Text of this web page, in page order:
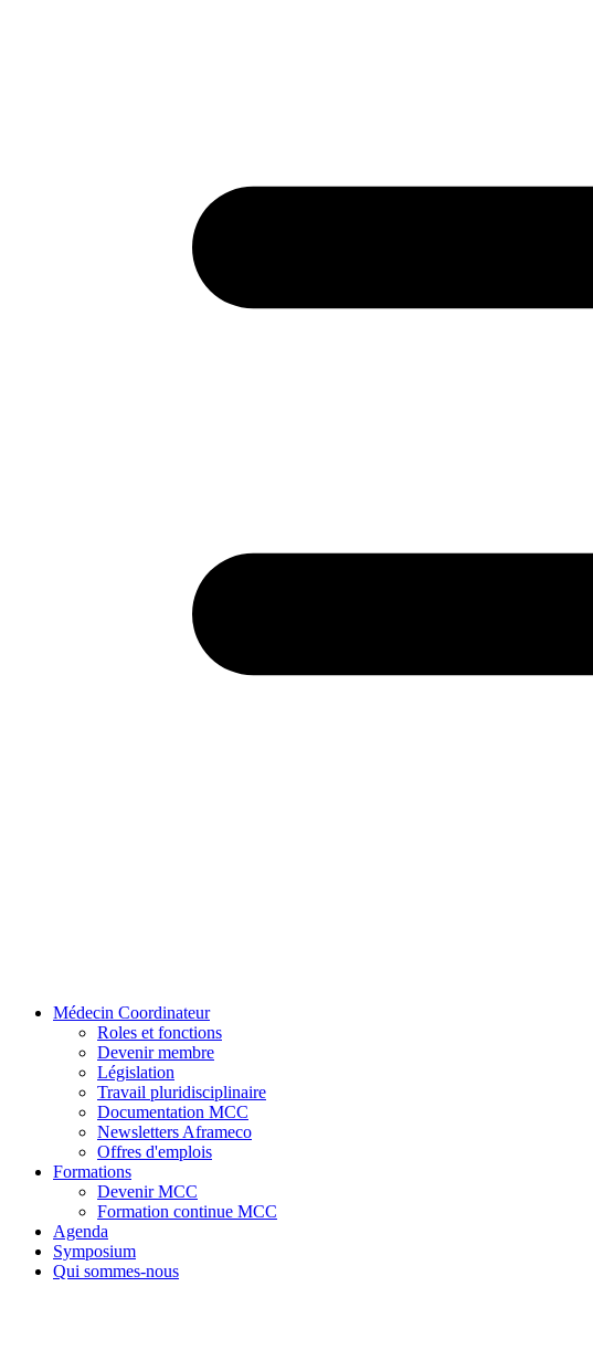
Médecin Coordinateur
Roles et fonctions
Devenir membre
Législation
Travail pluridisciplinaire
Documentation MCC
Newsletters Aframeco
Offres d'emplois
Formations
Devenir MCC
Formation continue MCC
Agenda
Symposium
Qui sommes-nous